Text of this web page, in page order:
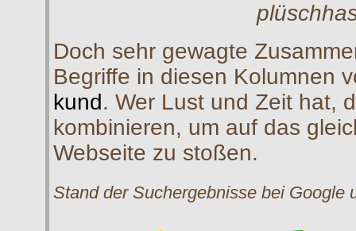
Doch sehr gewagte
Begriffe in diesen Kolumnen
kund. Wer Lust und Zeit hat,
kombinieren, um auf das
Webseite zu stoßen.
Stand der Suchergebnisse bei Google